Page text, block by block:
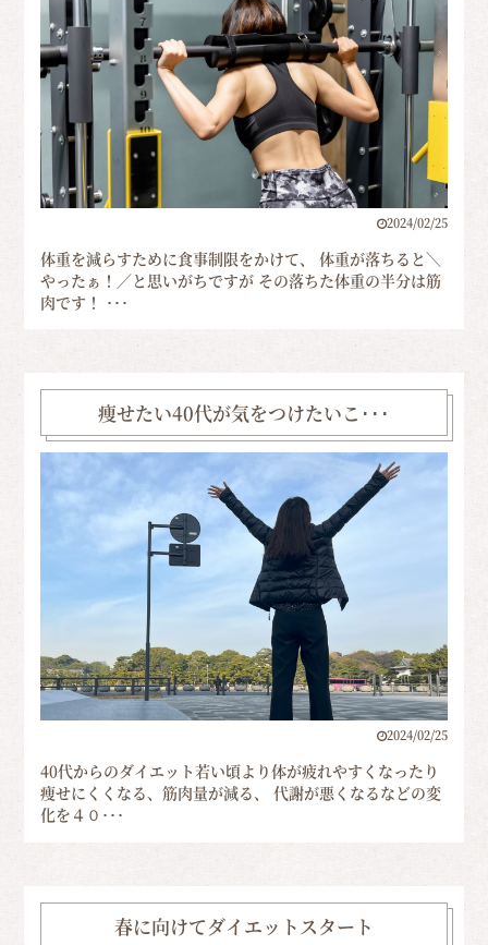
2024/02/25
体重を減らすために食事制限をかけて、 体重が落ちると＼
やったぁ！／と思いがちですが その落ちた体重の半分は筋
肉です！ ･･･
痩せたい40代が気をつけたいこ･･･
2024/02/25
40代からのダイエット若い頃より体が疲れやすくなったり
痩せにくくなる、筋肉量が減る、 代謝が悪くなるなどの変
化を４０･･･
春に向けてダイエットスタート